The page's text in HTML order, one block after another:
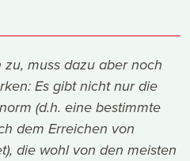
zu, muss dazu aber noch
Es gibt nicht nur die
(d.h. eine bestimmte
dem Erreichen von
die wohl von den meisten